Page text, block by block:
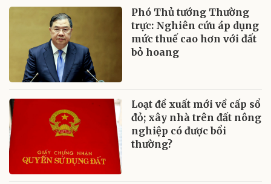
Phó Thủ tướng Thường
trực: Nghiên cứu áp dụng
mức thuế cao hơn với đất
bỏ hoang
Loạt đề xuất mới về cấp sổ
đỏ; xây nhà trên đất nông
nghiệp có được bổi
thường?